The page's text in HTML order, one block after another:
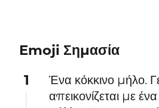
Emoji Σημασία
1
Ένα κόκκινο μήλο.
απεικονίζεται με